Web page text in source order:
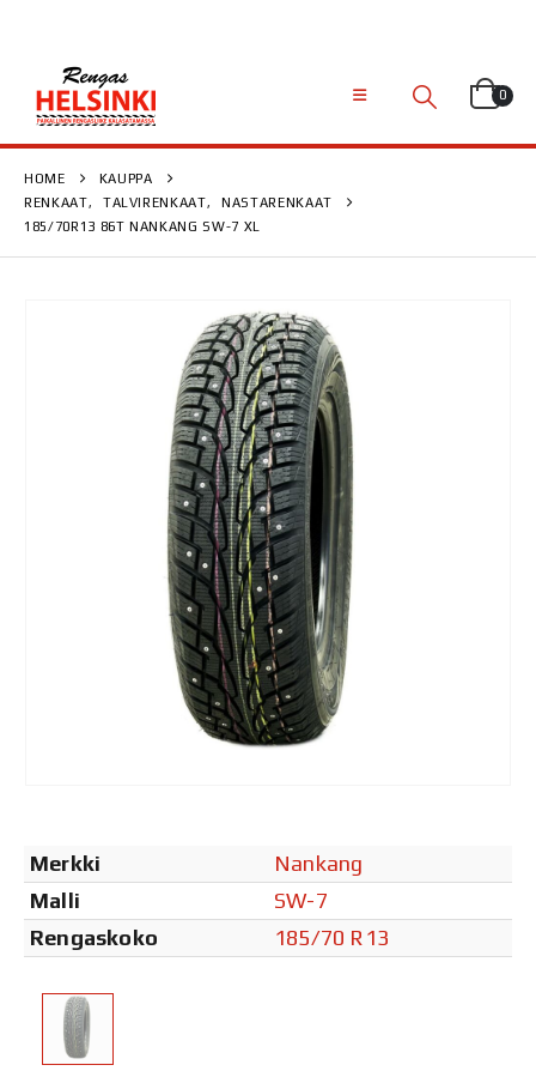
0
HOME
KAUPPA
RENKAAT, TALVIRENKAAT,
NASTARENKAAT
185/70R13 86T NANKANG SW-7 XL
Merkki
Nankang
Malli
SW-7
Rengaskoko
185/70 R13